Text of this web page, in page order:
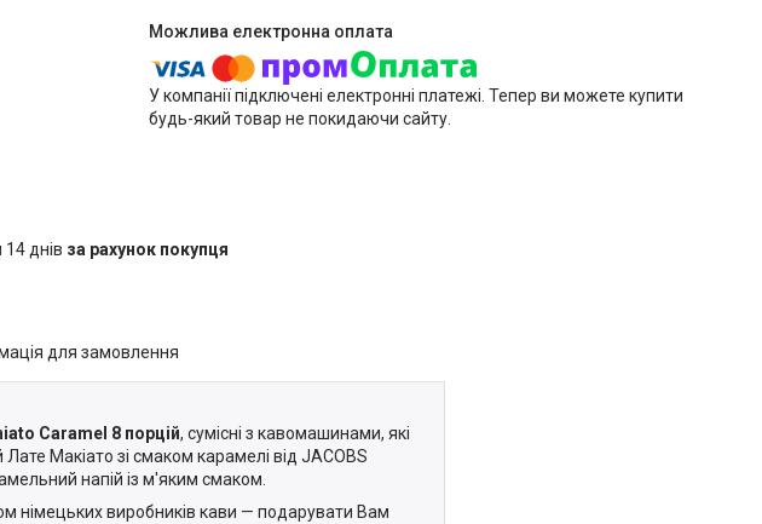
У компанії підключені електронні платежі. Тепер ви можете купити
будь-який товар не покидаючи сайту.
днів за рахунок покупця
для замовлення
Caramel 8 порцій, сумісні з кавомашинами, які
Макіато зі смаком карамелі від JACOBS
напій із м'яким смаком.
німецьких виробників кави — подарувати Вам